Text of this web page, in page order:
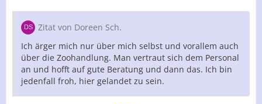
Zitat von Doreen Sch.
Ich ärger mich nur über mich selbst und vorallem auch
über die Zoohandlung. Man vertraut sich dem Personal
an und hofft auf gute Beratung und dann das. Ich bin
jedenfall froh, hier gelandet zu sein.